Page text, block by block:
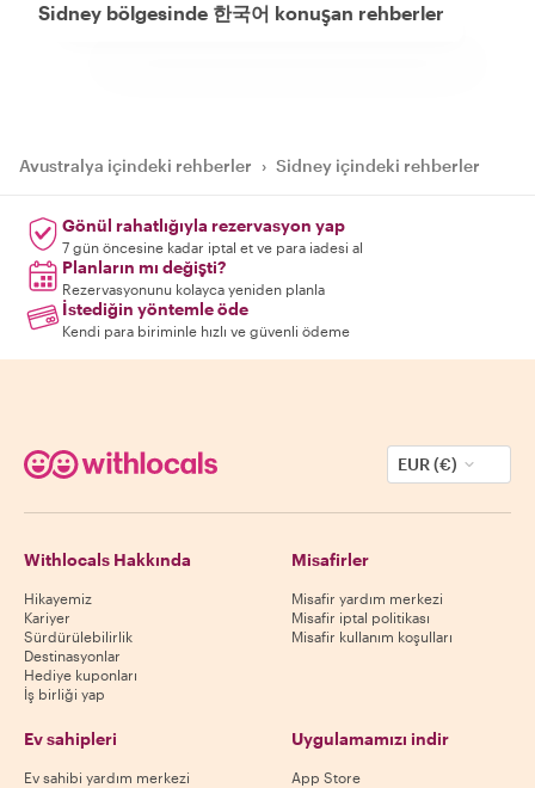
Sidney bölgesinde 한국어 konuşan rehberler
Avustralya içindeki rehberler › Sidney içindeki rehberler
Gönül rahatlığıyla rezervasyon yap
7 gün öncesine kadar iptal et ve para iadesi al
Planların mı değişti?
Rezervasyonunu kolayca yeniden planla
İstediğin yöntemle öde
Kendi para biriminle hızlı ve güvenli ödeme
EUR (€)
Withlocals Hakkında
Hikayemiz
Kariyer
Sürdürülebilirlik
Destinasyonlar
Hediye kuponları
İş birliği yap
Misafirler
Misafir yardım merkezi
Misafir iptal politikası
Misafir kullanım koşulları
Ev sahipleri
Ev sahibi yardım merkezi
Uygulamamızı indir
App Store